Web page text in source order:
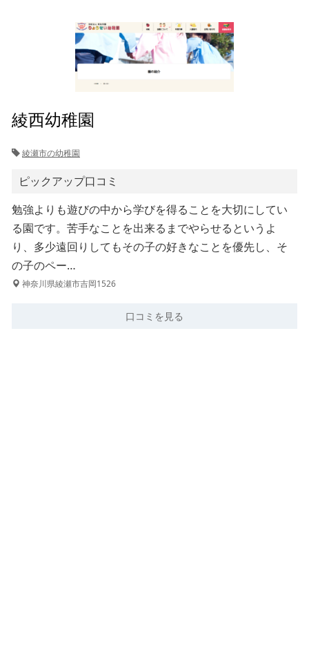
綾西幼稚園
綾瀬市の幼稚園
ピックアップ口コミ
勉強よりも遊びの中から学びを得ることを大切にしてい
る園です。苦手なことを出来るまでやらせるというよ
り、多少遠回りしてもその子の好きなことを優先し、そ
の子のペー…
神奈川県綾瀬市吉岡1526
口コミを見る